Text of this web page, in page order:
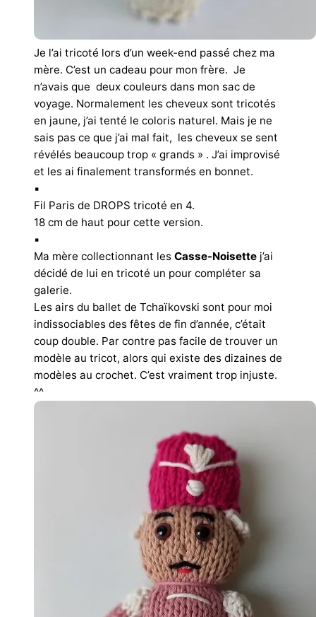
Je l’ai tricoté lors d’un week-end passé chez ma
mère. C’est un cadeau pour mon frère. Je
n’avais que deux couleurs dans mon sac de
voyage. Normalement les cheveux sont tricotés
en jaune, j’ai tenté le coloris naturel. Mais je ne
sais pas ce que j’ai mal fait, les cheveux se sent
révélés beaucoup trop « grands » . J’ai improvisé
et les ai finalement transformés en bonnet.
▪︎
Fil Paris de DROPS tricoté en 4.
18 cm de haut pour cette version.
▪︎
Ma mère collectionnant les Casse-Noisette j’ai
décidé de lui en tricoté un pour compléter sa
galerie.
Les airs du ballet de Tchaïkovski sont pour moi
indissociables des fêtes de fin d’année, c’était
coup double. Par contre pas facile de trouver un
modèle au tricot, alors qui existe des dizaines de
modèles au crochet. C’est vraiment trop injuste.
^^